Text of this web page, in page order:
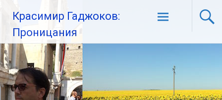
Красимир Гаджоков:
Проницания